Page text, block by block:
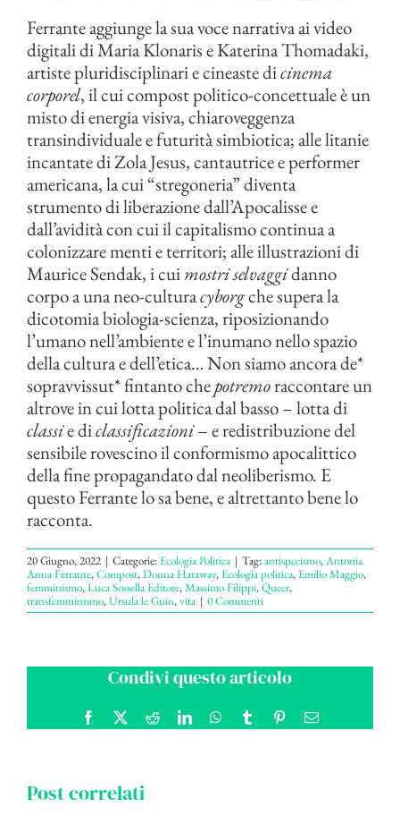
Ferrante aggiunge la sua voce narrativa ai video
digitali di Maria Klonaris e Katerina Thomadaki,
artiste pluridisciplinari e cineaste dicinema
corporel, il cui compost politico-concettuale è un
misto di energia visiva, chiaroveggenza
transindividuale e futurità simbiotica; alle litanie
incantate di Zola Jesus, cantautrice e performer
americana, la cui “stregoneria” diventa
strumento di liberazione dall’Apocalisse e
dall’avidità con cui il capitalismo continua a
colonizzare menti e territori; alle illustrazioni di
Maurice Sendak, i cuimostri selvaggidanno
corpo a una neo-culturacyborgche supera la
dicotomia biologia-scienza, riposizionando
l’umano nell’ambiente e l’inumano nello spazio
della cultura e dell’etica… Non siamo ancora de*
sopravvissut* fintanto chepotremoraccontare un
altrove in cui lotta politica dal basso – lotta di
classie diclassificazioni– e redistribuzione del
sensibile rovescino il conformismo apocalittico
della fine propagandato dal neoliberismo. E
questo Ferrante lo sa bene, e altrettanto bene lo
racconta.
20 Giugno, 2022 | Categorie:Ecologia Politica | Tag:antispecismo,Antonia
Anna Ferrante,Compost,Donna Haraway,Ecologia politica,Emilio Maggio,
femminismo,Luca Sossella Editore,Massimo Filippi,Queer,
transfemminismo,Ursula le Guin,vita | 0 Commenti
Condivi questo articolo
Facebook RedditLinkedInWhatsApp
Tumblr PinterestEmail
Post correlati